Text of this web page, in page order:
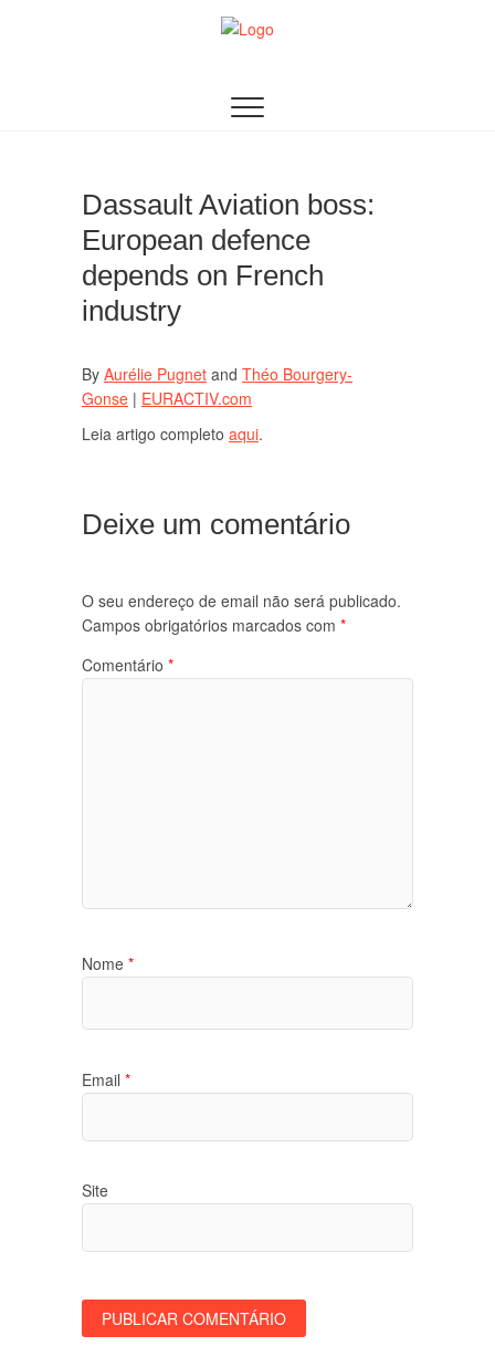
Dassault Aviation boss:
European defence
depends on French
industry
By Aurélie Pugnet and Théo Bourgery-
Gonse | EURACTIV.com
Leia artigo completo aqui.
Deixe um comentário
O seu endereço de email não será publicado.
Campos obrigatórios marcados com *
Comentário *
Nome *
Email *
Site